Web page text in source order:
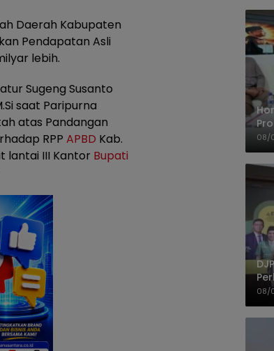
Daerah Kabupaten
Pendapatan Asli
lebih.
Sugeng Susanto
saat Paripurna
atas Pandangan
RPP APBD Kab.
lantai III Kantor Bupati
08/
08/